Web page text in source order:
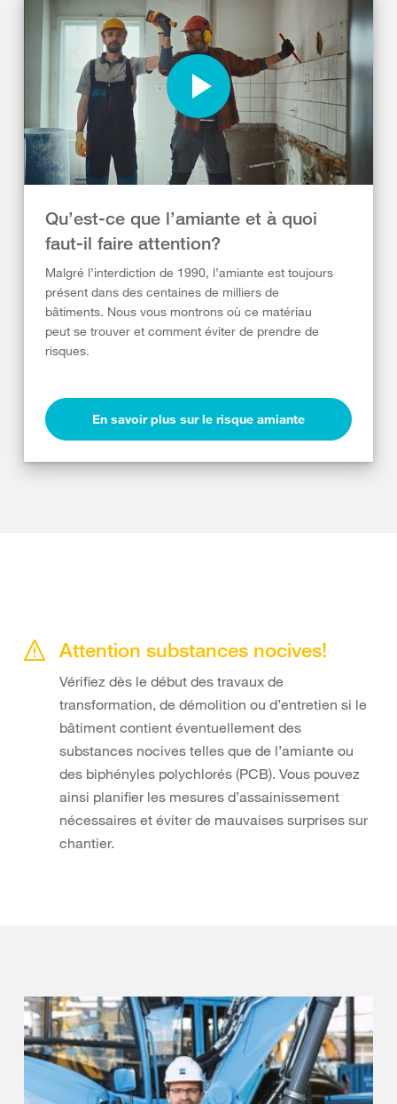
Qu’est-ce que l’amiante et à quoi
faut-il faire attention?
Malgré l’interdiction de 1990, l’amiante est toujours
présent dans des centaines de milliers de
bâtiments. Nous vous montrons où ce matériau
peut se trouver et comment éviter de prendre de
risques.
En savoir plus sur le risque amiante
Attention substances nocives!
Vérifiez dès le début des travaux de
transformation, de démolition ou d’entretien si le
bâtiment contient éventuellement des
substances nocives telles que de l’amiante ou
des biphényles polychlorés (PCB). Vous pouvez
ainsi planifier les mesures d’assainissement
nécessaires et éviter de mauvaises surprises sur
chantier.